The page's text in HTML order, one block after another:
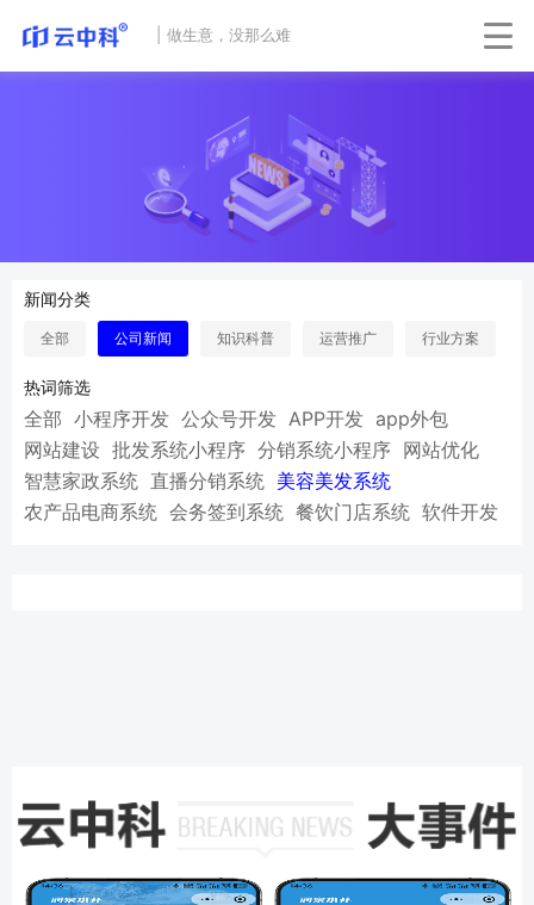
做生意，没那么难
新闻分类
全部 公司新闻 知识科普 运营推广 行业方案
热词筛选
全部 小程序开发 公众号开发 APP开发 app外包
网站建设 批发系统小程序 分销系统小程序 网站优化
智慧家政系统 直播分销系统 美容美发系统
农产品电商系统 会务签到系统 餐饮门店系统 软件开发